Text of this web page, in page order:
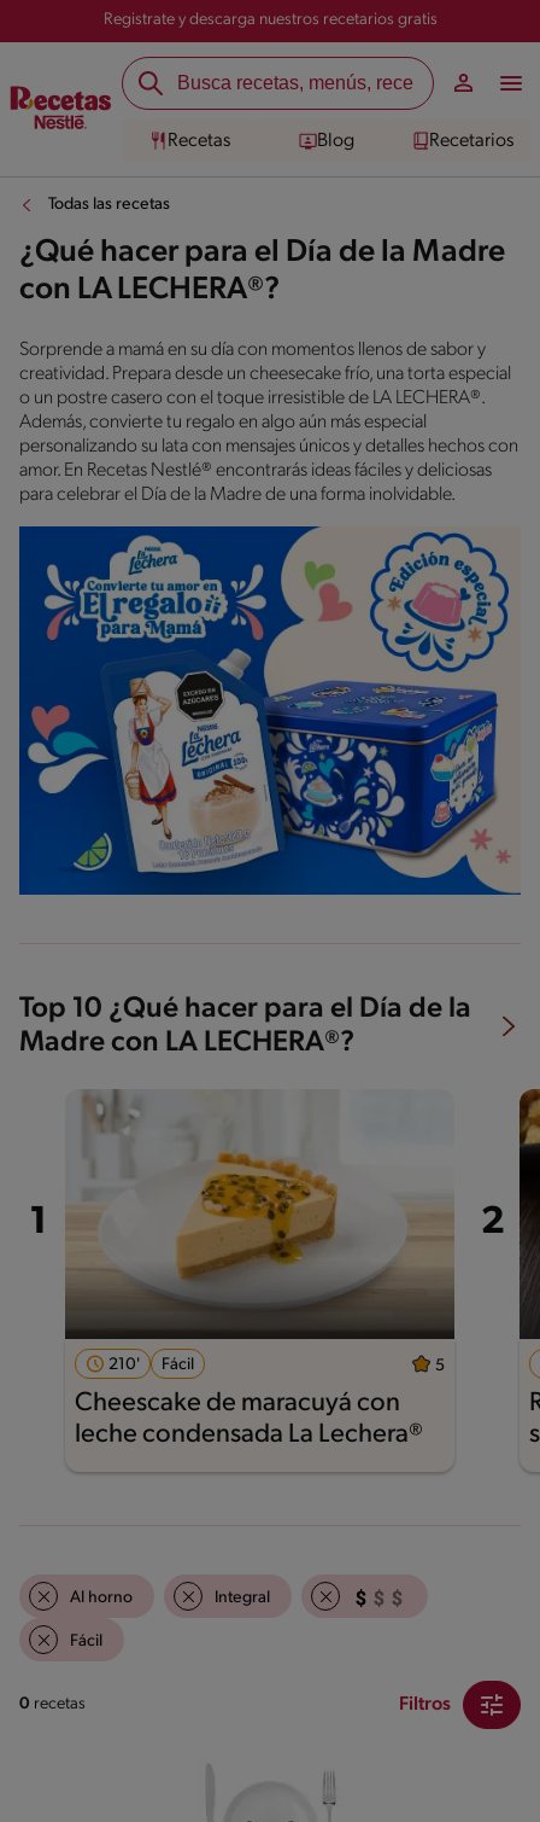
Registrate y descarga nuestros recetarios gratis
Recetas Blog Recetarios
Todas las recetas
¿Qué hacer para el Día de la Madre
con LA LECHERA®?
Sorprende a mamá en su día con momentos llenos de sabor y
creatividad. Prepara desde un cheesecake frío, una torta especial
o un postre casero con el toque irresistible de LA LECHERA®.
Además, convierte tu regalo en algo aún más especial
personalizando su lata con mensajes únicos y detalles hechos con
amor. En Recetas Nestlé® encontrarás ideas fáciles y deliciosas
para celebrar el Día de la Madre de una forma inolvidable.
Top 10 ¿Qué hacer para el Día de la
Madre con LA LECHERA®?
210' Fácil 5
Cheescake de maracuyá con
leche condensada La Lechera®
Al horno Integral
Fácil
0 recetas Filtros